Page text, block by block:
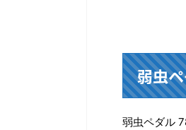
弱虫
弱虫ペダル